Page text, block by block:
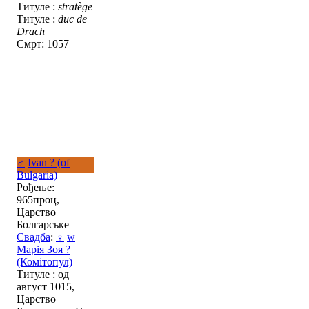
Титуле : stratège
Титуле : duc de
Drach
Смрт: 1057
♂ Ivan ? (of
Bulgaria)
Рођење:
965проц,
Царство
Болгарське
Свадба: ♀ w
Марія Зоя ?
(Комітопул)
Титуле : од
август 1015,
Царство